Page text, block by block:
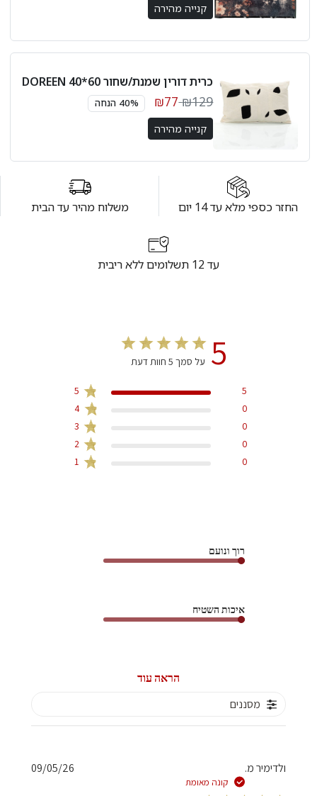
קנייה מהירה
כרית דורין שמנת/שחור 60*40 DOREEN
₪129
₪77 40% הנחה
קנייה מהירה
החזר כספי מלא עד 14 יום משלוח מהיר עד הבית
עד 12 תשלומים ללא ריבית
5 על סמך 5 חוות דעת
5
5
4
0
3
0
2
0
1
0
רוך ונועם
איכות השטיח
הראה עוד
מסננים
ולדימיר מ.
קונה מאומת
תאריך09/05/26